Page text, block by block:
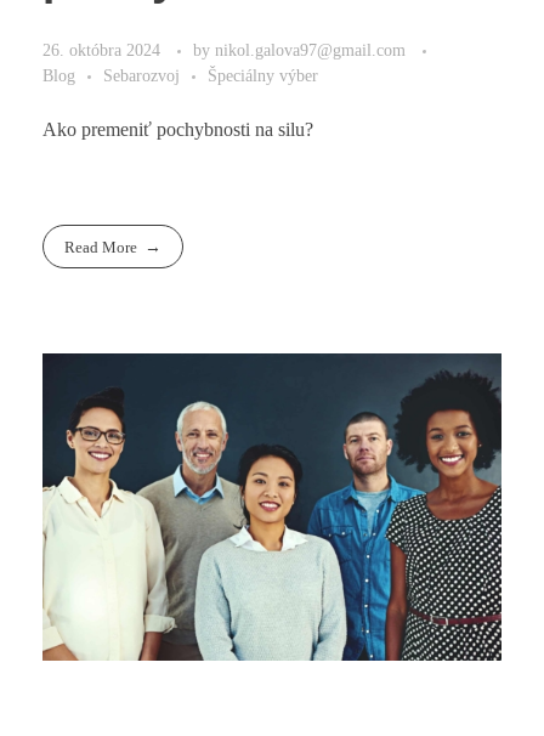
26. októbra 2024 by nikol.galova97@gmail.com
Blog
Sebarozvoj Špeciálny výber
Ako premeniť pochybnosti na silu?
Read More